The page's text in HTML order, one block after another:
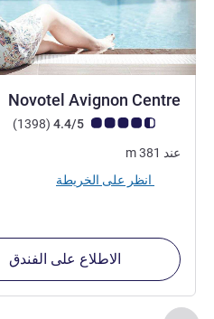
الصفحة
Novotel Avignon Centre
ملاحظة أراء العملاء (رأي ALL) (1398 أراء)
عند
m381
الاطلاع على الفندق